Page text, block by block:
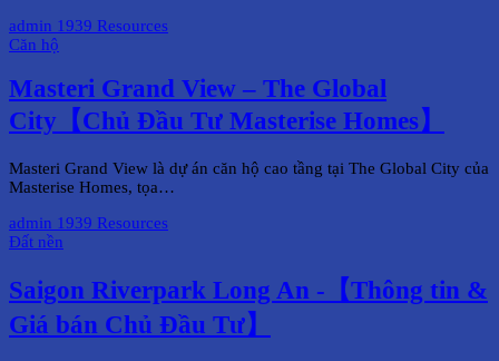
admin 1939 Resources
Căn hộ
Masteri Grand View – The Global
City【Chủ Đầu Tư Masterise Homes】
Masteri Grand View là dự án căn hộ cao tầng tại The Global City của
Masterise Homes, tọa…
admin 1939 Resources
Đất nền
Saigon Riverpark Long An -【Thông tin &
Giá bán Chủ Đầu Tư】